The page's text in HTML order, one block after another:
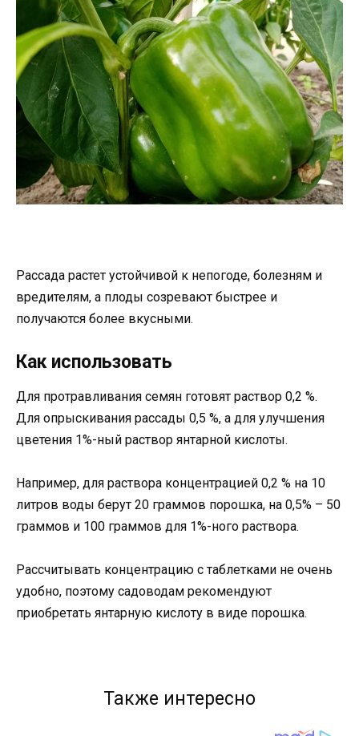
Рассада растет устойчивой к непогоде, болезням и
вредителям, а плоды созревают быстрее и
получаются более вкусными.
Как использовать
Для протравливания семян готовят раствор 0,2 %.
Для опрыскивания рассады 0,5 %, а для улучшения
цветения 1%-ный раствор янтарной кислоты.
Например, для раствора концентрацией 0,2 % на 10
литров воды берут 20 граммов порошка, на 0,5% – 50
граммов и 100 граммов для 1%-ного раствора.
Рассчитывать концентрацию с таблетками не очень
удобно, поэтому садоводам рекомендуют
приобретать янтарную кислоту в виде порошка.
Также интересно